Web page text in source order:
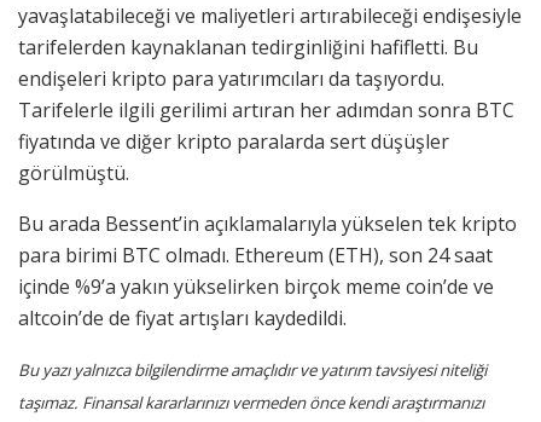
yavaşlatabileceği ve maliyetleri artırabileceği endişesiyle
tarifelerden kaynaklanan tedirginliğini hafifletti. Bu
endişeleri kripto para yatırımcıları da taşıyordu.
Tarifelerle ilgili gerilimi artıran her adımdan sonra BTC
fiyatında ve diğer kripto paralarda sert düşüşler
görülmüştü.
Bu arada Bessent’in açıklamalarıyla yükselen tek kripto
para birimi BTC olmadı. Ethereum (ETH), son 24 saat
içinde %9’a yakın yükselirken birçok meme coin’de ve
altcoin’de de fiyat artışları kaydedildi.
Bu yazı yalnızca bilgilendirme amaçlıdır ve yatırım tavsiyesi niteliği
taşımaz. Finansal kararlarınızı vermeden önce kendi araştırmanızı